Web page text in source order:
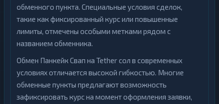
обменного пункта. Специальные условия сделок,
такие как фиксированный курс или повышенные
лимиты, отмечены особыми метками рядом с
названием обменника.
Обмен Панкейк Свап на Tether сол в современных
условиях отличается высокой гибкостью. Многие
обменные пункты предлагают возможность
зафиксировать курс на момент оформления заявки,